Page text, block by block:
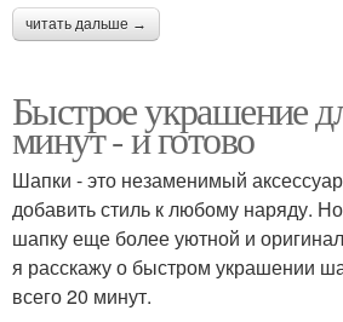
читать дальше →
Быстрое украшение
минут - и готово
Шапки - это незаменимый
добавить стиль к любому наряду.
шапку еще более уютной и
я расскажу о быстром украшении
всего 20 минут.